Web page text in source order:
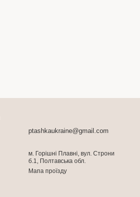
ptashkaukraine@gmail.com
м. Горішні Плавні, вул. Строни
б.1, Полтавська обл.
Мапа проїзду